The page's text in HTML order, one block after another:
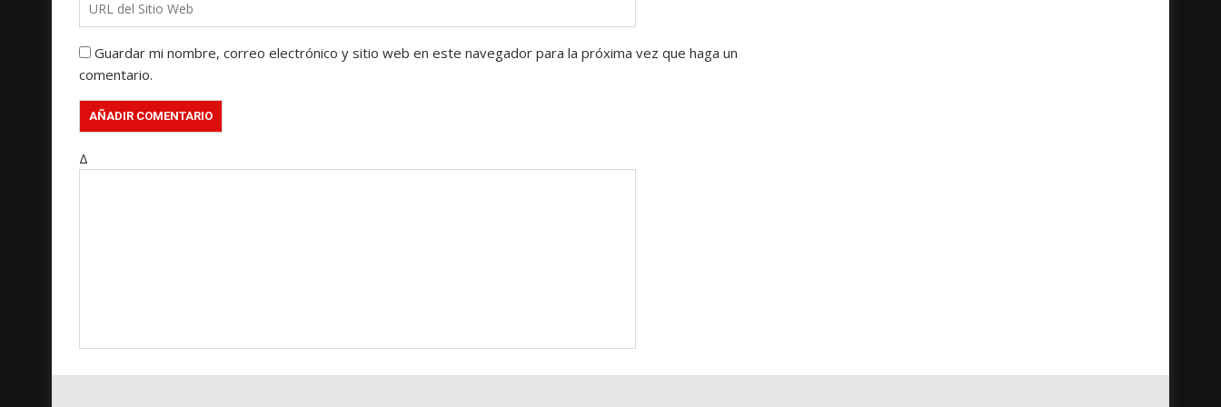
Guardar mi nombre, correo electrónico y sitio web en este navegador para la próxima vez que haga un
comentario.
Δ